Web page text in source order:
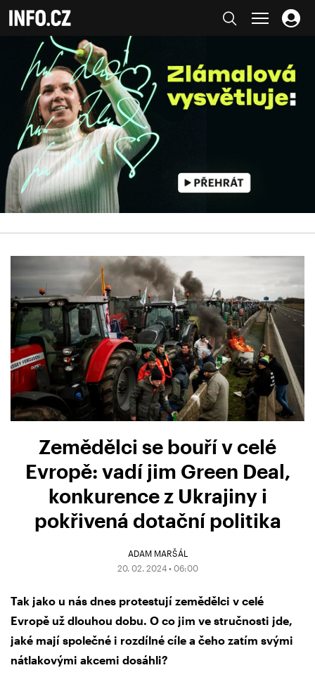
Zemědělci se bouří v celé
Evropě: vadí jim Green Deal,
konkurence z Ukrajiny i
pokřivená dotační politika
ADAM MARŠÁL
20. 02. 2024 • 06:00
Tak jako u nás dnes protestují zemědělci v celé
Evropě už dlouhou dobu. O co jim ve stručnosti jde,
jaké mají společné i rozdílné cíle a čeho zatím svými
nátlakovými akcemi dosáhli?